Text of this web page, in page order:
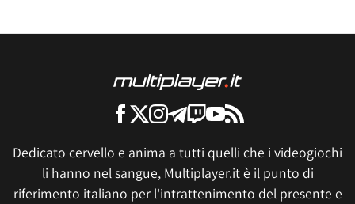
Dedicato cervello e anima a tutti quelli che i videogiochi
li hanno nel sangue, Multiplayer.it è il punto di
riferimento italiano per l'intrattenimento del presente e